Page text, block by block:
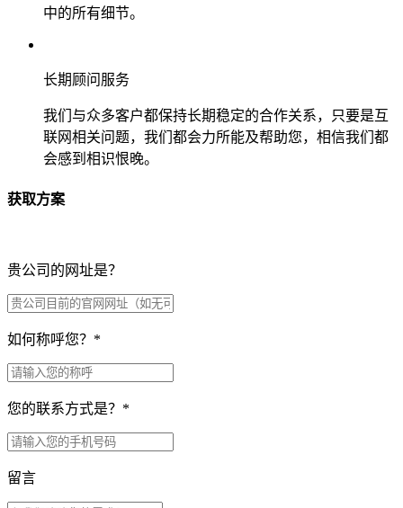
中的所有细节。
长期顾问服务
我们与众多客户都保持长期稳定的合作关系，只要是互
联网相关问题，我们都会力所能及帮助您，相信我们都
会感到相识恨晚。
获取方案
贵公司的网址是？
如何称呼您？ *
您的联系方式是？ *
留言